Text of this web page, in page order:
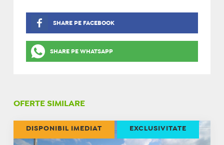
SHARE PE FACEBOOK
SHARE PE WHATSAPP
OFERTE SIMILARE
DISPONIBIL IMEDIAT EXCLUSIVITATE